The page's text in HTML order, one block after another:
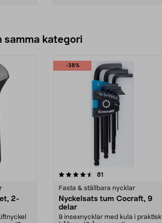
samma kategori
2-
-38%
81
Fasta & ställbara nycklar
Nyckelsats tum Cocraft, 9
delar
9 insexnycklar med kula i praktisk
4.5 av 5 stjärnor